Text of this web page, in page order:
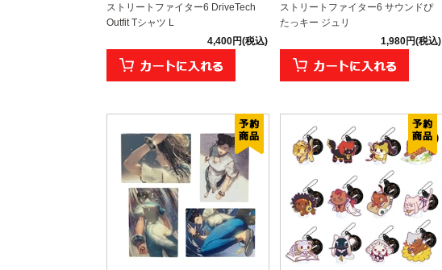
ストリートファイター6 DriveTech
Outfit Tシャツ L
4,400円(税込)
ストリートファイター6 サウンドぴ
たっキー ジュリ
1,980円(税込)